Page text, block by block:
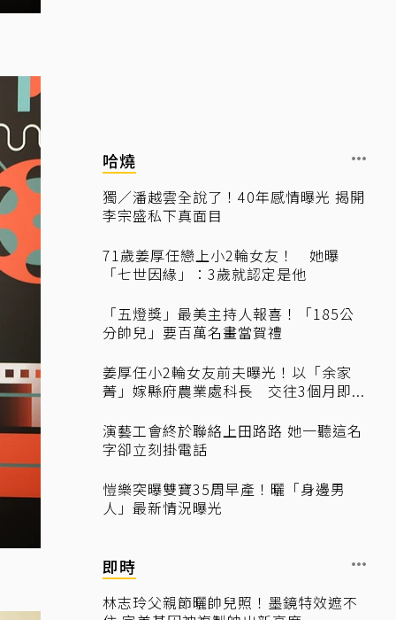
哈燒
獨／潘越雲全說了！40年感情曝光 揭開
李宗盛私下真面目
71歲姜厚任戀上小2輪女友！ 她曝
「七世因緣」：3歲就認定是他
「五燈獎」最美主持人報喜！「185公
分帥兒」要百萬名畫當賀禮
姜厚任小2輪女友前夫曝光！以「余家
菁」嫁縣府農業處科長 交往3個月即...
演藝工會終於聯絡上田路路 她一聽這名
字卻立刻掛電話
愷樂突曝雙寶35周早產！曬「身邊男
人」最新情況曝光
即時
林志玲父親節曬帥兒照！墨鏡特效遮不